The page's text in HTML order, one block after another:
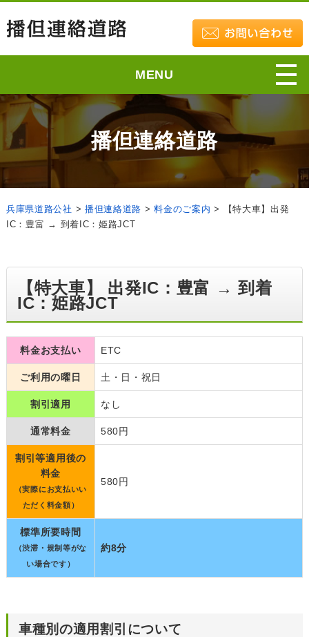
MENU
播但連絡道路
兵庫県道路公社 > 播但連絡道路 >料金のご案内 >
【特大車】出発
IC：豊富 → 到着IC：姫路JCT
【特大車】 出発IC：豊富 → 到着
IC：姫路JCT
料金お支払い ETC
ご利用の曜日 土・日・祝日
割引適用 なし
通常料金 580円
割引等適用後の
料金
（実際にお支払いい
ただく料金額）
580円
標準所要時間
（渋滞・規制等がな
い場合です）
約8分
車種別の適用割引について